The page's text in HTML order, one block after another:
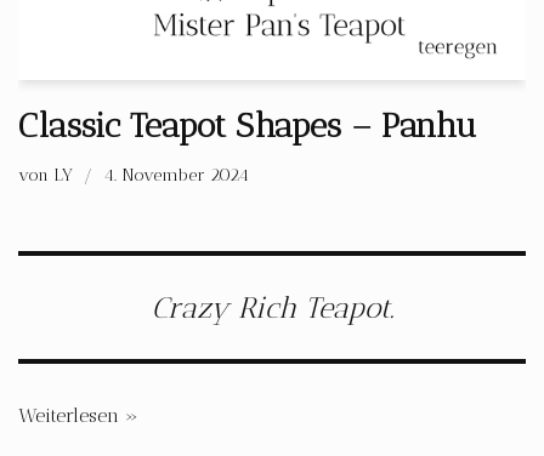
Classic Teapot Shapes – Panhu
von LY 4. November 2024
Crazy Rich Teapot.
Weiterlesen »